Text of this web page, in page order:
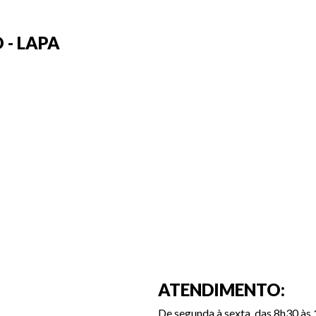
- LAPA
ATENDIMENTO:
De segunda à sexta, das 8h30 às